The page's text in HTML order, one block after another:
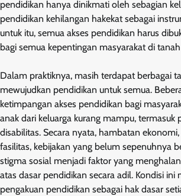
pendidikan hanya dinikmati oleh sebagian
pendidikan kehilangan hakekat sebagai
untuk itu, semua akses pendidikan harus
bagi semua kepentingan masyarakat di
Dalam praktiknya, masih terdapat berbagai
mewujudkan pendidikan untuk semua.
ketimpangan akses pendidikan bagi
anak dari keluarga kurang mampu, termasuk
disabilitas. Secara nyata, hambatan
fasilitas, kebijakan yang belum sepenuhnya
stigma sosial menjadi faktor yang
atas dasar pendidikan secara adil. Kondisi ini
pengakuan pendidikan sebagai hak dasar